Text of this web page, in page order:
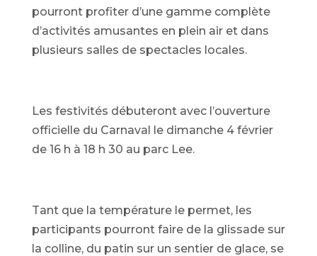
pourront profiter d’une gamme complète
d’activités amusantes en plein air et dans
plusieurs salles de spectacles locales.
Les festivités débuteront avec l’ouverture
officielle du Carnaval le dimanche 4 février
de 16 h à 18 h 30 au parc Lee.
Tant que la température le permet, les
participants pourront faire de la glissade sur
la colline, du patin sur un sentier de glace, se